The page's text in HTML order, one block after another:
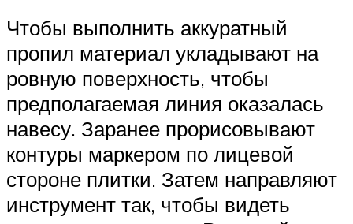
Чтобы выполнить аккуратный
пропил материал укладывают на
ровную поверхность, чтобы
предполагаемая линия оказалась
навесу. Заранее прорисовывают
контуры маркером по лицевой
стороне плитки. Затем направляют
инструмент так, чтобы видеть